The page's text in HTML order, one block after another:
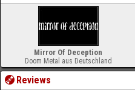
Mirror Of Deception
Doom Metal aus Deutschland
Reviews